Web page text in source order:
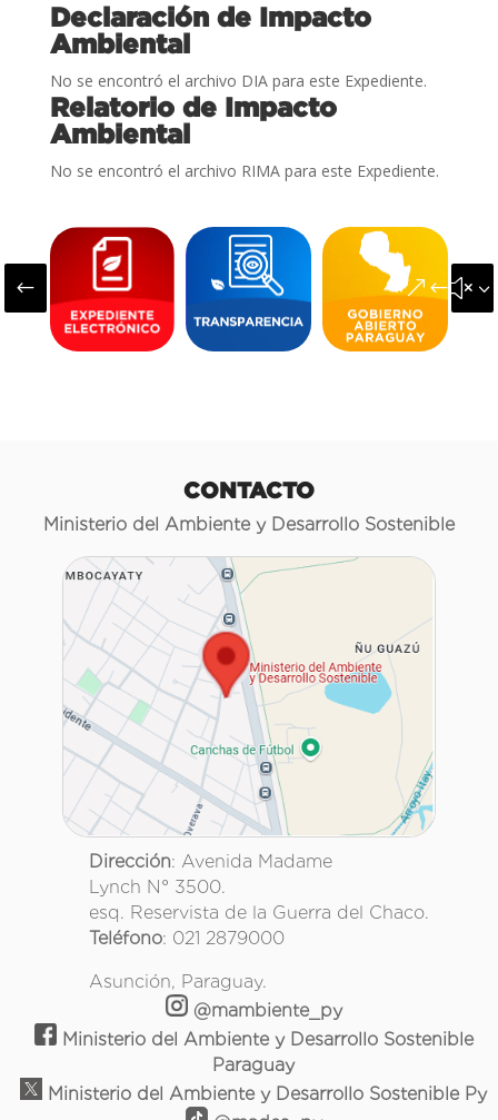
Declaración de Impacto
Ambiental
No se encontró el archivo DIA para este Expediente.
Relatorio de Impacto
Ambiental
No se encontró el archivo RIMA para este Expediente.
#
CONTACTO
Ministerio del Ambiente y Desarrollo Sostenible
Dirección: Avenida Madame
Lynch N° 3500.
esq. Reservista de la Guerra del Chaco.
Teléfono: 021 2879000
Asunción, Paraguay.
@mambiente_py
Ministerio del Ambiente y Desarrollo Sostenible
Paraguay
Ministerio del Ambiente y Desarrollo Sostenible Py